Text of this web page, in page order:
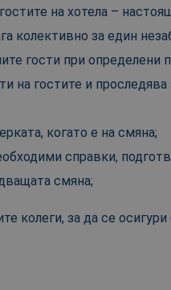
на хотела –
колективно за един
гости при определени
на гостите и проследява
когато е на смяна;
справки,
смяна;
колеги, за да се